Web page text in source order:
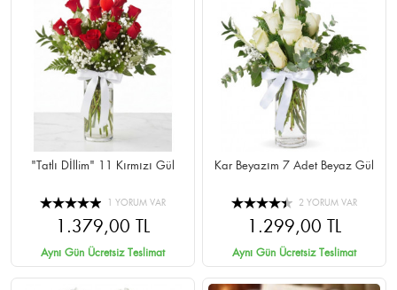
"Tatlı Dİllim" 11 Kırmızı Gül
1 YORUM VAR
1.379,00 TL
Aynı Gün Ücretsiz Teslimat
Kar Beyazım 7 Adet Beyaz Gül
2 YORUM VAR
1.299,00 TL
Aynı Gün Ücretsiz Teslimat